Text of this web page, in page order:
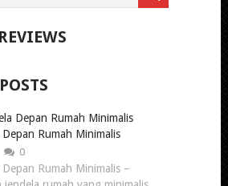
Depan Rumah Minimalis
0
Depan Rumah Minimalis –